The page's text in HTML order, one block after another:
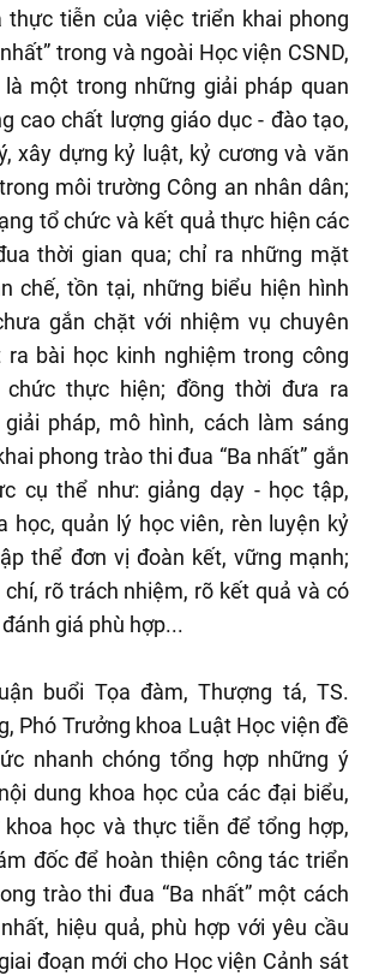
thực tiễn của việc triển khai phong
trong và ngoài Học viện CSND,
là một trong những giải pháp quan
cao chất lượng giáo dục - đào tạo,
xây dựng kỷ luật, kỷ cương và văn
môi trường Công an nhân dân;
tổ chức và kết quả thực hiện các
thời gian qua; chỉ ra những mặt
chế, tồn tại, những biểu hiện hình
gắn chặt với nhiệm vụ chuyên
ra bài học kinh nghiệm trong công
thực hiện; đồng thời đưa ra
pháp, mô hình, cách làm sáng
phong trào thi đua “Ba nhất” gắn
cụ thể như: giảng dạy - học tập,
học, quản lý học viên, rèn luyện kỷ
thể đơn vị đoàn kết, vững mạnh;
rõ trách nhiệm, rõ kết quả và có
giá phù hợp...
buổi Tọa đàm, Thượng tá, TS.
Phó Trưởng khoa Luật Học viện đề
nhanh chóng tổng hợp những ý
dung khoa học của các đại biểu,
học và thực tiễn để tổng hợp,
đốc để hoàn thiện công tác triển
trào thi đua “Ba nhất” một cách
hiệu quả, phù hợp với yêu cầu
đoạn mới cho Học viện Cảnh sát